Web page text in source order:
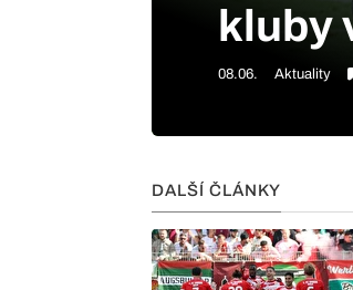
kluby
08.06. Aktuality
DALŠÍ ČLÁNKY